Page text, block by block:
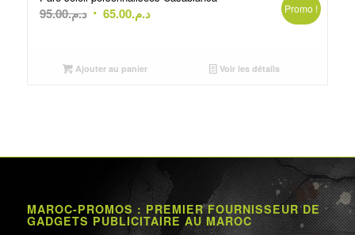
د.م.95.00
Le
était :
د.م.65.00
Le
Promo !
Ajouter au panier Voir les détails
MAROC-PROMOS : PREMIER FOURNISSEUR DE
GADGETS PUBLICITAIRE AU MAROC